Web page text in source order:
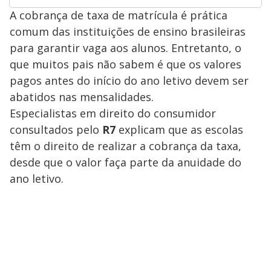
A cobrança de taxa de matrícula é prática
comum das instituições de ensino brasileiras
para garantir vaga aos alunos. Entretanto, o
que muitos pais não sabem é que os valores
pagos antes do início do ano letivo devem ser
abatidos nas mensalidades.
Especialistas em direito do consumidor
consultados pelo R7 explicam que as escolas
têm o direito de realizar a cobrança da taxa,
desde que o valor faça parte da anuidade do
ano letivo.